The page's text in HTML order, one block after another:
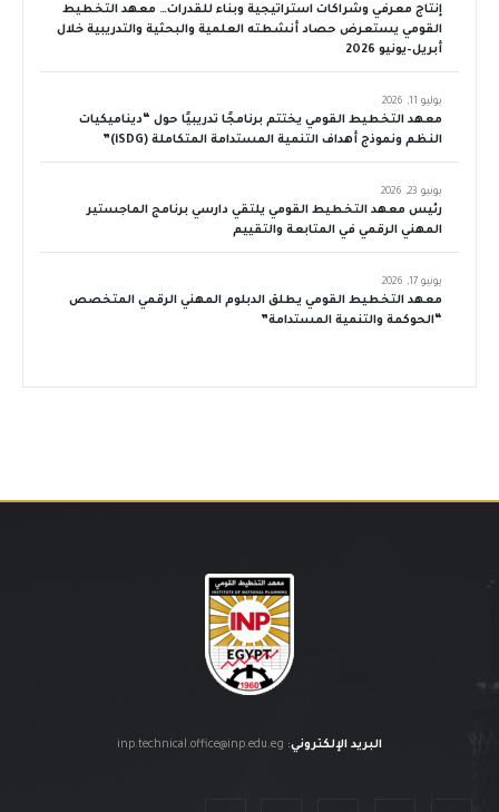
إنتاج معرفي وشراكات استراتيجية وبناء للقدرات… معهد التخطيط
القومي يستعرض حصاد أنشطته العلمية والبحثية والتدريبية خلال
أبريل–يونيو 2026
معهد التخطيط القومي يختتم برنامجًا تدريبيًا حول “ديناميكيات
النظم ونموذج أهداف التنمية المستدامة المتكاملة (iSDG)”
يوليو 11, 2026
رئيس معهد التخطيط القومي يلتقي دارسي برنامج الماجستير
المهني الرقمي في المتابعة والتقييم
يونيو 23, 2026
معهد التخطيط القومي يطلق الدبلوم المهني الرقمي المتخصص
“الحوكمة والتنمية المستدامة”
يونيو 17, 2026
البريد الإلكتروني:
inp.technical.office@inp.edu.eg